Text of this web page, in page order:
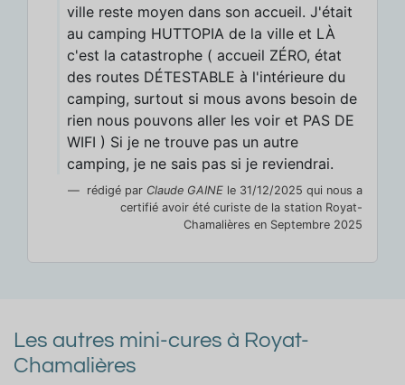
ville reste moyen dans son accueil. J'était
au camping HUTTOPIA de la ville et LÀ
c'est la catastrophe ( accueil ZÉRO, état
des routes DÉTESTABLE à l'intérieure du
camping, surtout si mous avons besoin de
rien nous pouvons aller les voir et PAS DE
WIFI ) Si je ne trouve pas un autre
camping, je ne sais pas si je reviendrai.
rédigé par Claude GAINE le 31/12/2025 qui nous a
certifié avoir été curiste de la station Royat-
Chamalières en Septembre 2025
Les autres mini-cures à Royat-
Chamalières